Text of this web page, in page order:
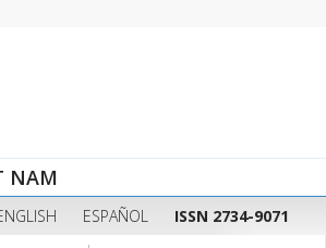
NAM
ESPAÑOL ISSN 2734-9071